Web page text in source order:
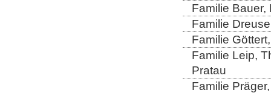
Familie Bauer,
Familie
Familie
Familie Leip,
Pratau
Familie